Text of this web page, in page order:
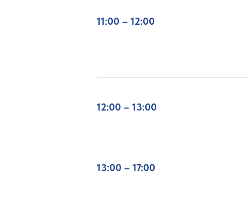
11:00 – 12:00
12:00 – 13:00
13:00 – 17:00